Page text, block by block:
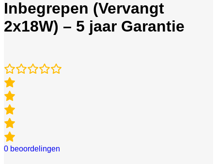
Inbegrepen (Vervangt
2x18W) – 5 jaar Garantie
0 beoordelingen